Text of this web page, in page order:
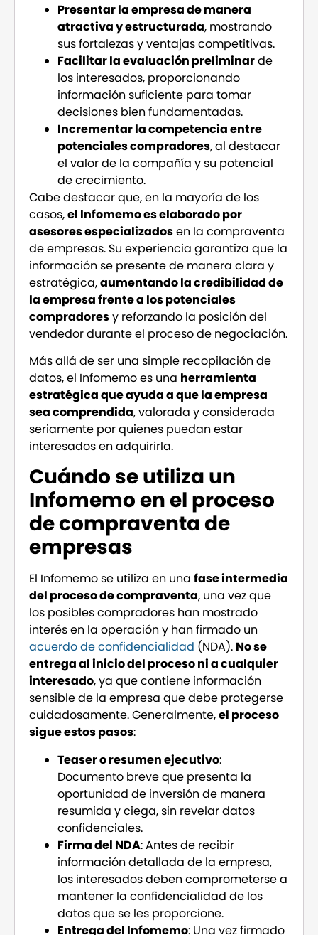
Presentar la empresa de manera
atractiva y estructurada, mostrando
sus fortalezas y ventajas competitivas.
Facilitar la evaluación preliminarde
los interesados, proporcionando
información suficiente para tomar
decisiones bien fundamentadas.
Incrementar la competencia entre
potenciales compradores, al destacar
el valor de la compañía y su potencial
de crecimiento.
Cabe destacar que, en la mayoría de los
casos,el Infomemo es elaborado por
asesores especializadosen la compraventa
de empresas. Su experiencia garantiza que la
información se presente de manera clara y
estratégica,aumentando la credibilidad de
la empresa frente a los potenciales
compradoresy reforzando la posición del
vendedor durante el proceso de negociación.
Más allá de ser una simple recopilación de
datos, el Infomemo es una herramienta
estratégica que ayuda a que la empresa
sea comprendida, valorada y considerada
seriamente por quienes puedan estar
interesados en adquirirla.
Cuándo se utiliza un
Infomemo en el proceso
de compraventa de
empresas
El Infomemo se utiliza en una fase intermedia
del proceso de compraventa, una vez que
los posibles compradores han mostrado
interés en la operación y han firmado un
acuerdo de confidencialidad (NDA). No se
entrega al inicio del proceso ni a cualquier
interesado, ya que contiene información
sensible de la empresa que debe protegerse
cuidadosamente. Generalmente,el proceso
sigue estos pasos:
Teaser o resumen ejecutivo:
Documento breve que presenta la
oportunidad de inversión de manera
resumida y ciega, sin revelar datos
confidenciales.
Firma del NDA: Antes de recibir
información detallada de la empresa,
los interesados deben comprometerse a
mantener la confidencialidad de los
datos que se les proporcione.
Entrega del Infomemo: Una vez firmado